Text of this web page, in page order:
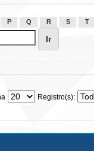
P Q R S T
Registro(s):